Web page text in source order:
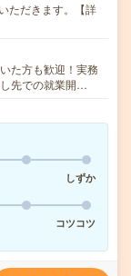
ただきます。【詳
た方も歓迎！実務
先での就業開…
しずか
コツコツ